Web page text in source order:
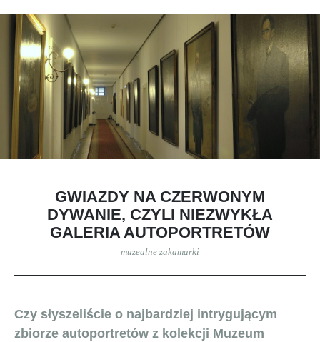
GWIAZDY NA CZERWONYM
DYWANIE, CZYLI NIEZWYKŁA
GALERIA AUTOPORTRETÓW
muzealne zakamarki
Czy słyszeliście o najbardziej intrygującym
zbiorze autoportretów z kolekcji Muzeum